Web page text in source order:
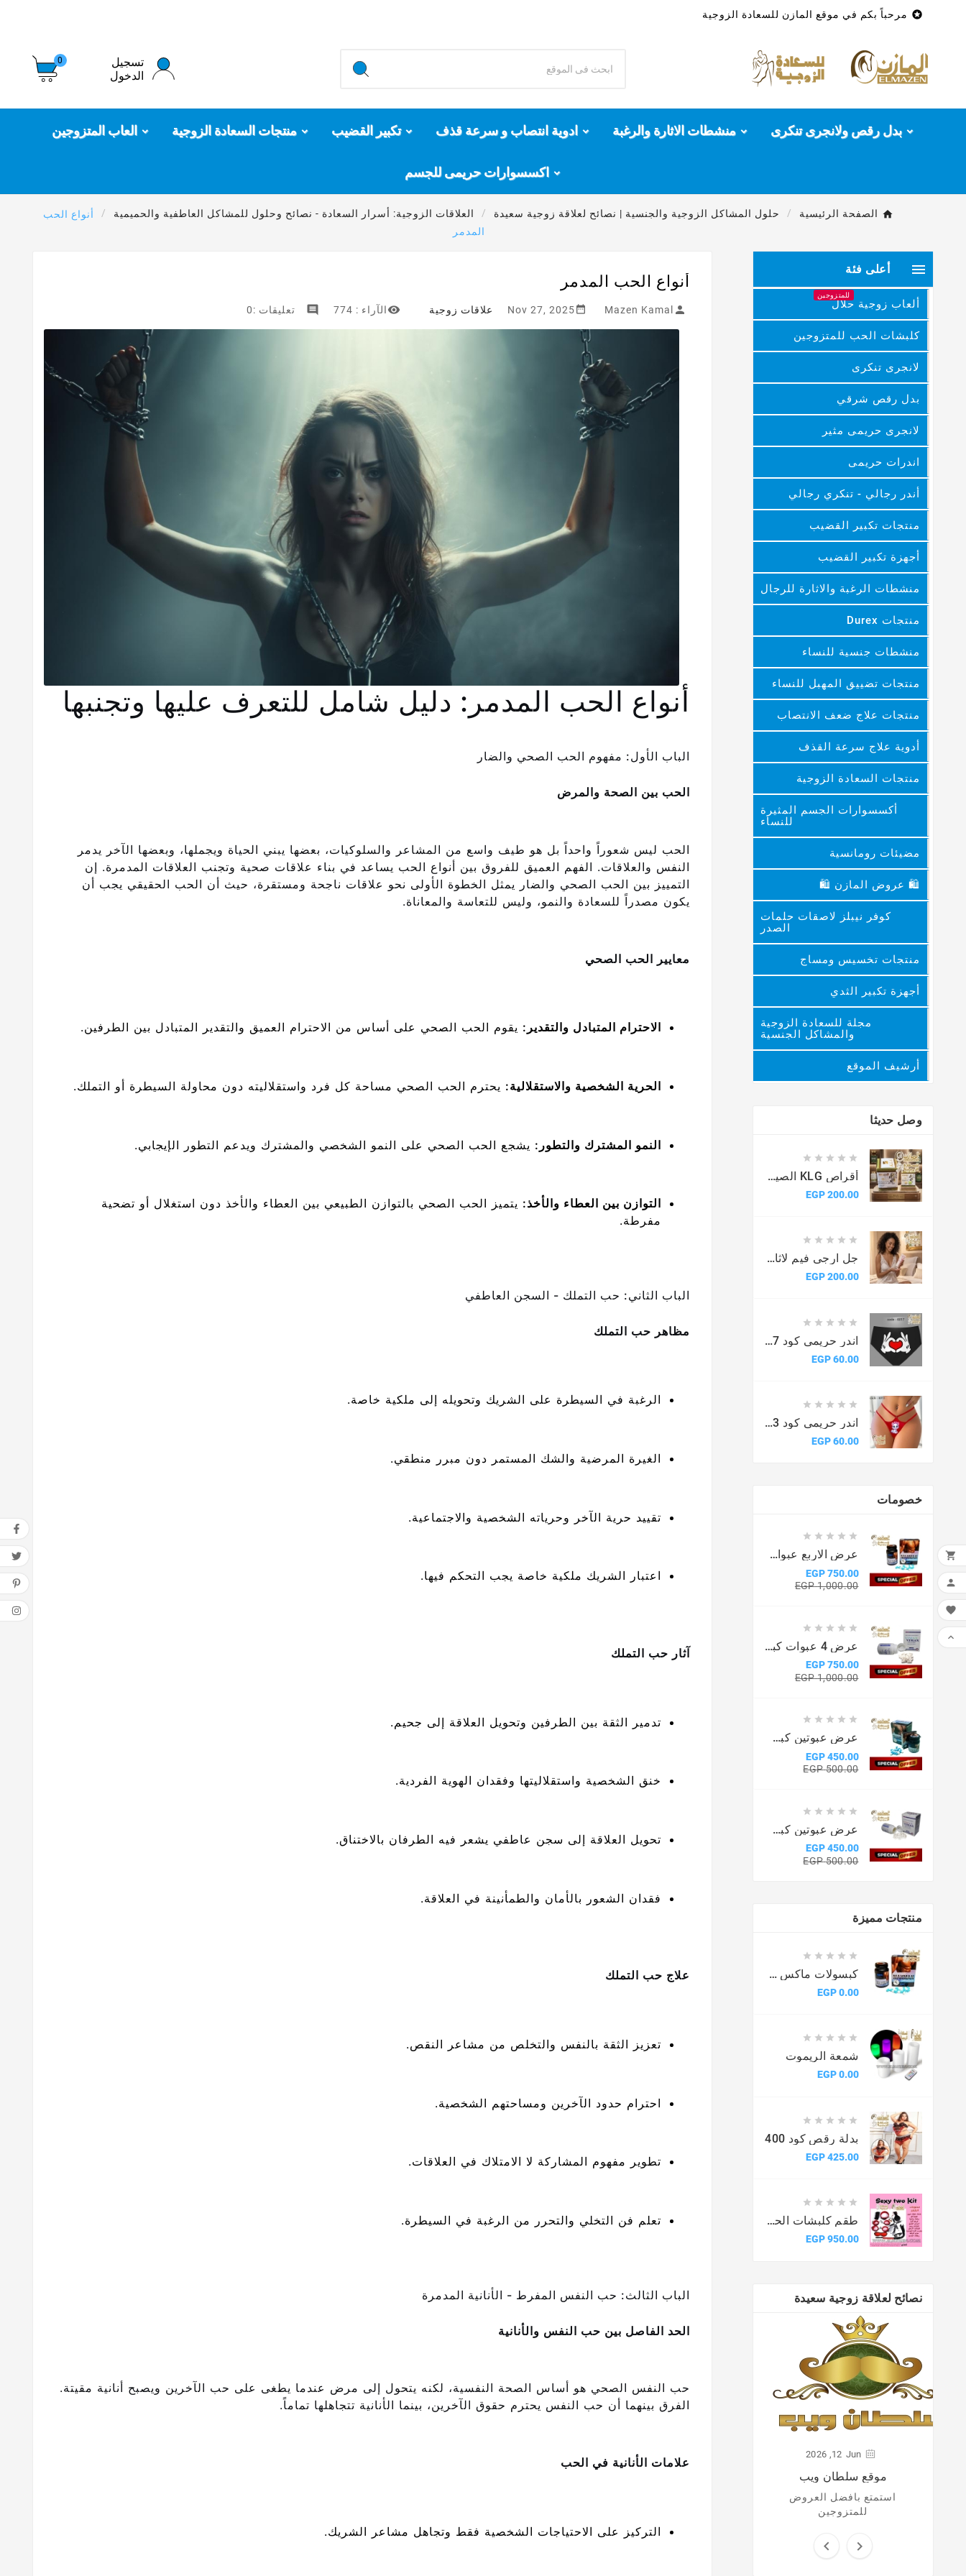
 مرحباً بكم في موقع المازن للسعادة الزوجية
تسجيل
الدخول
0
بدل رقص ولانجرى تنكرى منشطات الاثارة والرغبة ادوية انتصاب و سرعة قذف تكبير القضيب منتجات السعادة الزوجية العاب المتزوجين
اكسسوارات حريمى للجسم
الصفحة الرئيسية حلول المشاكل الزوجية والجنسية | نصائح لعلاقة زوجية سعيدة العلاقات الزوجية: أسرار السعادة - نصائح وحلول للمشاكل العاطفية والحميمية
أنواع الحب
المدمر
أعلى فئة 
ألعاب زوجية حلال
للمتزوجين
كلبشات الحب للمتزوجين
لانجرى تنكرى
بدل رقص شرقي
لانجرى حريمى مثير
اندرات حريمى
أندر رجالي - تنكري رجالي
منتجات تكبير القضيب
أجهزة تكبير القضيب
منشطات الرغبة والاثارة للرجال
منتجات Durex
منشطات جنسية للنساء
منتجات تضييق المهبل للنساء
منتجات علاج ضعف الانتصاب
أدوية علاج سرعة القذف
منتجات السعادة الزوجية
أكسسوارات الجسم المثيرة
للنساء
مضيئات رومانسية
🛍 عروض المازن 🛍
كوفر نيبلز لاصقات حلمات
الصدر
منتجات تخسيس ومساج
أجهزة تكبير الثدي
مجلة للسعادة الزوجية
والمشاكل الجنسية
أرشيف الموقع
وصل حديثا





أقراص KLG الصيني الأصلية للرجال
200.00 EGP





جل ارجى فيم لاثارة النساء
200.00 EGP





اندر حريمى كود 6017
60.00 EGP





اندر حريمى كود 6013
60.00 EGP
خصومات





عرض الاربع عبوات من كبسولات ماكس مان
750.00 EGP
1,000.00 EGP





عرض 4 عبوات كبسولات فياماكس
750.00 EGP
1,000.00 EGP





عرض عبوتين كبسولات ماكس مان
450.00 EGP
500.00 EGP





عرض عبوتين كبسولات فيماكس
450.00 EGP
500.00 EGP
منتجات مميزة





كبسولات ماكس مان المطور
0.00 EGP





شمعة الريموت
0.00 EGP





بدلة رقص كود 400
425.00 EGP





طقم كلبشات الحب سكسى كيت
950.00 EGP
نصائح لعلاقة زوجية سعيدة
Jun
12,
موقع سلطان ويب
استمتع بافضل العروض
للمتزوجين
 
أنواع الحب المدمر

Mazen Kamal

Nov 27, 2025 علاقات زوجية الآراء :  تعليقات :0
أنواع الحب المدمر: دليل شامل للتعرف عليها وتجنبها
الباب الأول: مفهوم الحب الصحي والضار
الحب بين الصحة والمرض
الحب ليس شعوراً واحداً بل هو طيف واسع من المشاعر والسلوكيات، بعضها يبني الحياة ويجملها، وبعضها الآخر يدمر
النفس والعلاقات. الفهم العميق للفروق بين أنواع الحب يساعد في بناء علاقات صحية وتجنب العلاقات المدمرة. إن
التمييز بين الحب الصحي والضار يمثل الخطوة الأولى نحو علاقات ناجحة ومستقرة، حيث أن الحب الحقيقي يجب أن
يكون مصدراً للسعادة والنمو، وليس للتعاسة والمعاناة.
معايير الحب الصحي
الاحترام المتبادل والتقدير: يقوم الحب الصحي على أساس من الاحترام العميق والتقدير المتبادل بين الطرفين.
الحرية الشخصية والاستقلالية: يحترم الحب الصحي مساحة كل فرد واستقلاليته دون محاولة السيطرة أو التملك.
النمو المشترك والتطور: يشجع الحب الصحي على النمو الشخصي والمشترك ويدعم التطور الإيجابي.
التوازن بين العطاء والأخذ: يتميز الحب الصحي بالتوازن الطبيعي بين العطاء والأخذ دون استغلال أو تضحية
مفرطة.
الباب الثاني: حب التملك - السجن العاطفي
مظاهر حب التملك
الرغبة في السيطرة على الشريك وتحويله إلى ملكية خاصة.
الغيرة المرضية والشك المستمر دون مبرر منطقي.
تقييد حرية الآخر وحرياته الشخصية والاجتماعية.
اعتبار الشريك ملكية خاصة يجب التحكم فيها.
آثار حب التملك
تدمير الثقة بين الطرفين وتحويل العلاقة إلى جحيم.
خنق الشخصية واستقلاليتها وفقدان الهوية الفردية.
تحويل العلاقة إلى سجن عاطفي يشعر فيه الطرفان بالاختناق.
فقدان الشعور بالأمان والطمأنينة في العلاقة.
علاج حب التملك
تعزيز الثقة بالنفس والتخلص من مشاعر النقص.
احترام حدود الآخرين ومساحتهم الشخصية.
تطوير مفهوم المشاركة لا الامتلاك في العلاقات.
تعلم فن التخلي والتحرر من الرغبة في السيطرة.
الباب الثالث: حب النفس المفرط - الأنانية المدمرة
الحد الفاصل بين حب النفس والأنانية
حب النفس الصحي هو أساس الصحة النفسية، لكنه يتحول إلى مرض عندما يطغى على حب الآخرين ويصبح أنانية مقيتة.
الفرق بينهما أن حب النفس يحترم حقوق الآخرين، بينما الأنانية تتجاهلها تماماً.
علامات الأنانية في الحب
التركيز على الاحتياجات الشخصية فقط وتجاهل مشاعر الشريك.



